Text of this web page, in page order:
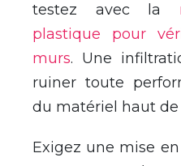
testez avec la
plastique pour
murs. Une
ruiner toute
du matériel haut
Exigez une mise